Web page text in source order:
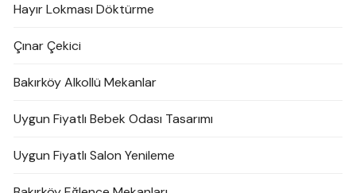
Hayır Lokması Döktürme
Çınar Çekici
Bakırköy Alkollü Mekanlar
Uygun Fiyatlı Bebek Odası Tasarımı
Uygun Fiyatlı Salon Yenileme